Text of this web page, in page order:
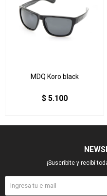
MDQ Koro black
$ 5.100
¡Suscribite y recibí